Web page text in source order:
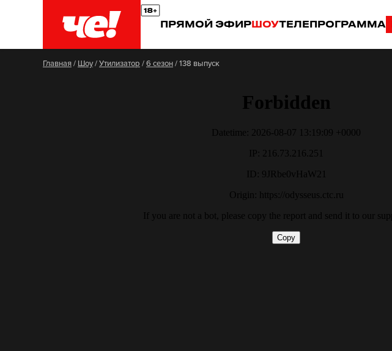
ПРЯМОЙ ЭФИРШОУТЕЛЕПРОГРАММА
Главная/ Шоу/Утилизатор /6 сезон/138 выпуск